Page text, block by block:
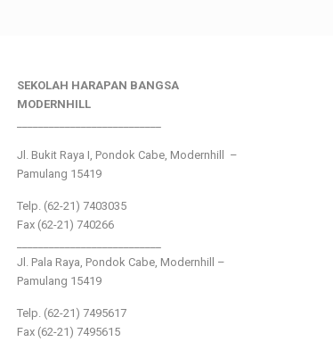
SEKOLAH HARAPAN BANGSA
MODERNHILL
Jl. Bukit Raya I, Pondok Cabe, Modernhill –
Pamulang 15419
Telp. (62-21) 7403035
Fax (62-21) 740266
Jl. Pala Raya, Pondok Cabe, Modernhill –
Pamulang 15419
Telp. (62-21) 7495617
Fax (62-21) 7495615